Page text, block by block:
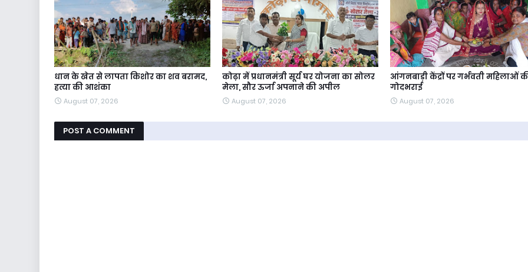
धान के खेत से लापता किशोर का शव बरामद,
हत्या की आशंका
August 07, 2026
कोढ़ा में प्रधानमंत्री सूर्य घर योजना का सोलर
मेला, सौर ऊर्जा अपनाने की अपील
August 07, 2026
आंगनबाड़ी केंद्रों पर गर्भवती महिलाओं
गोदभराई
August 07, 2026
POST A COMMENT